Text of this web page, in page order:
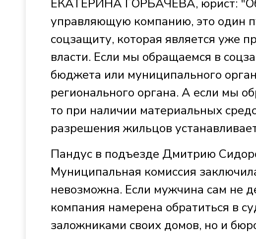
ЕКАТЕРИНА ГОРБАЧЁВА, юрист:
управляющую компанию, это один
соцзащиту, которая является уже
власти. Если мы обращаемся в
бюджета или муниципального
регионального органа. А если мы
то при наличии материальных
разрешения жильцов
Пандус в подъезде Дмитрию
Муниципальная комиссия
невозможна. Если мужчина сам не
компания намерена обратиться в
заложниками своих домов, но и